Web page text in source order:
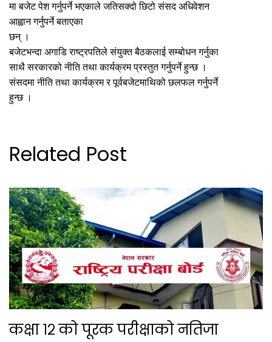
मा बजेट पेश गर्नुपर्ने भएकाले जतिसक्दो छिटो संसद अधिवेशन
आह्वान गर्नुपर्ने बताएका
छन् ।
बजेटभन्दा अगाडि राष्ट्रपतिले संयुक्त बैठकलाई सम्बोधन गर्नुका
साथै सरकारको नीति तथा कार्यक्रम प्रस्तुत गर्नुपर्ने हुन्छ ।
संसदमा नीति तथा कार्यक्रम र पूर्वबजेटमाथिको छलफल गर्नुपर्ने
हुन्छ ।
Related Post
कक्षा १२ को पूरक परीक्षाको नतिजा